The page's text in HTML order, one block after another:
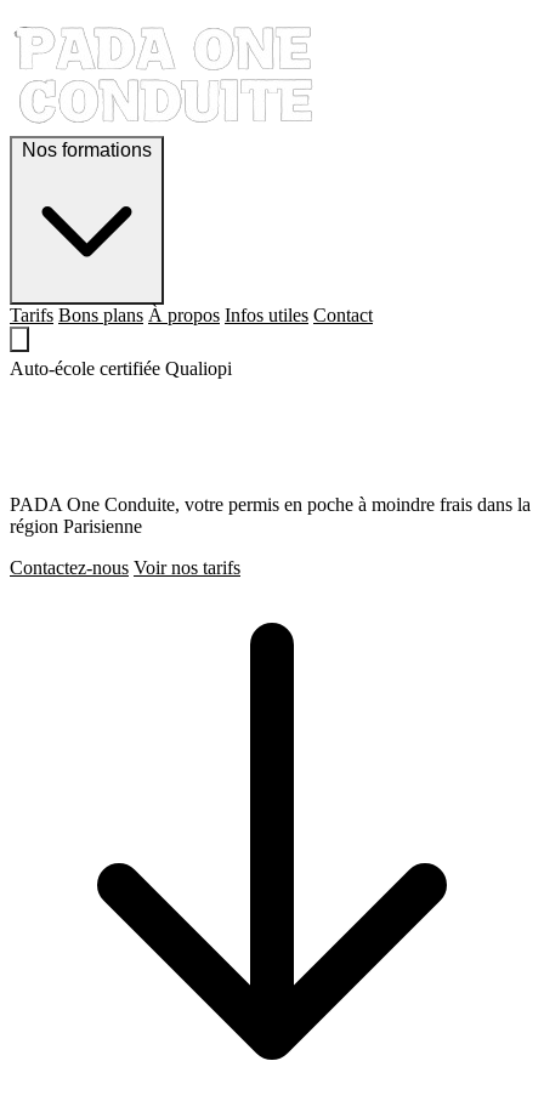
Nos formations
Tarifs Bons plans À propos Infos utiles Contact
Auto-école certifiée Qualiopi
PADA One Conduite, votre permis en poche à moindre frais dans la
région Parisienne
Contactez-nous Voir nos tarifs